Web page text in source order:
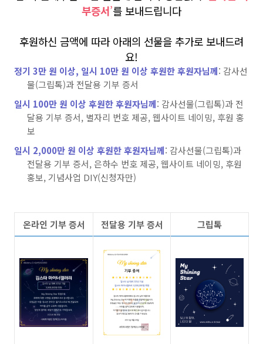
부증서’를 보내드립니다
후원하신 금액에 따라 아래의 선물을 추가로 보내드려
요!
정기 3만 원 이상, 일시 10만 원 이상 후원한 후원자님께: 감사선
물(그립톡)과 전달용 기부 증서
일시 100만 원 이상 후원한 후원자님께: 감사선물(그립톡)과 전
달용 기부 증서, 별자리 번호 제공, 웹사이트 네이밍, 후원 홍
보
일시 2,000만 원 이상 후원한 후원자님께: 감사선물(그립톡)과
전달용 기부 증서, 은하수 번호 제공, 웹사이트 네이밍, 후원
홍보, 기념사업 DIY(신청자만)
온라인 기부 증서 전달용 기부 증서 그립톡